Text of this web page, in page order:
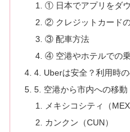
① 日本でアプリをダ
② クレジットカード
③ 配車方法
④ 空港やホテルでの
4. Uberは安全？利用時
5. 空港から市内への移動
メキシコシティ（MEX
カンクン（CUN）